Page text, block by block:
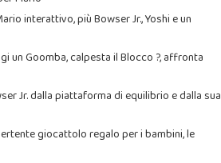
interattivo, più Bowser Jr., Yoshi e un
un Goomba, calpesta il Blocco ?, affronta
Jr. dalla piattaforma di equilibrio e dalla sua
giocattolo regalo per i bambini, le